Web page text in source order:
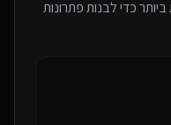
כדי לבנות פתרונות